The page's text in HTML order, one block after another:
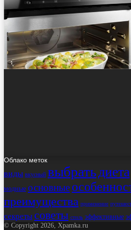
Облако меток
виды вкусный выбратьдиета
модные основные
преимущества применение
секреты советы стиль эффективные
© Copyright 2026, Xpamka.ru